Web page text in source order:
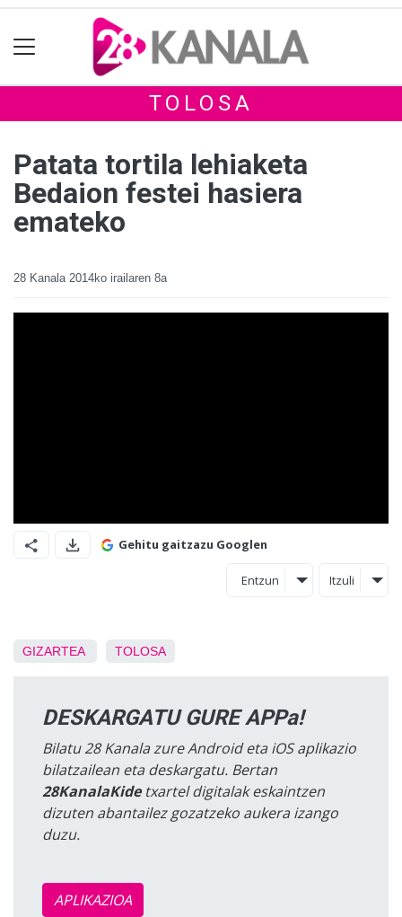
TOLOSA
Patata tortila lehiaketa
Bedaion festei hasiera
emateko
28 Kanala 2014ko irailaren 8a
Gehitu gaitzazu Googlen
Entzun Itzuli
GIZARTEA TOLOSA
DESKARGATU GURE APPa!
Bilatu 28 Kanala zure Android eta iOS aplikazio
bilatzailean eta deskargatu. Bertan
28KanalaKidetxartel digitalak eskaintzen
dizuten abantailez gozatzeko aukera izango
duzu.
APLIKAZIOA